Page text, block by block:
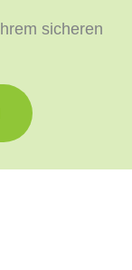
sicheren